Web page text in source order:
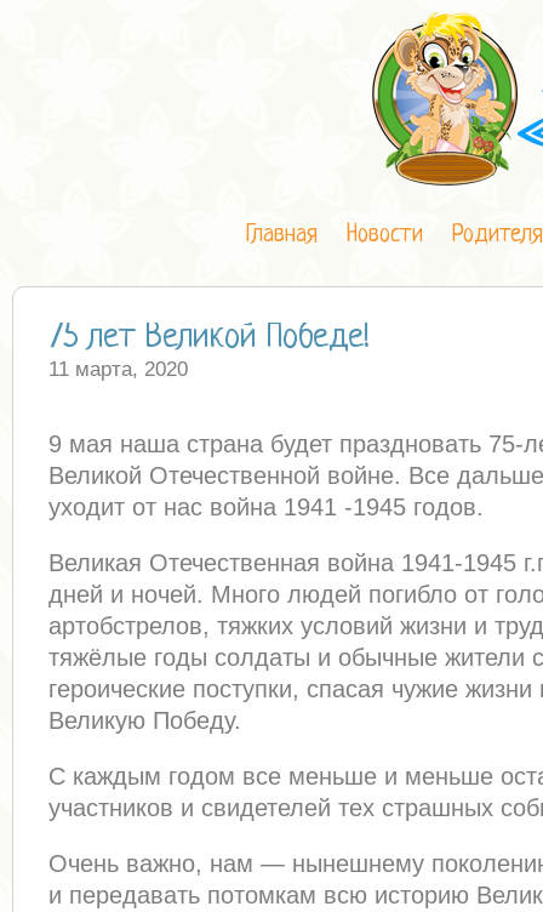
Главная Новости
75 лет Великой Победе!
11 марта, 2020
9 мая наша страна будет праздновать 75-
Великой Отечественной войне. Все
уходит от нас война 1941 -1945 годов.
Великая Отечественная война 1941-1945
дней и ночей. Много людей погибло от
артобстрелов, тяжких условий жизни и
тяжёлые годы солдаты и обычные жители
героические поступки, спасая чужие
Великую Победу.
С каждым годом все меньше и меньше
участников и свидетелей тех страшных
Очень важно, нам — нынешнему
и передавать потомкам всю историю